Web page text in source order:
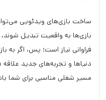
ساخت بازی‌های ویدئویی
بازی‌ها به واقعیت تبدیل
فراوانی نیاز است؛ پس، اگر به
دنیاها و تجربه‌های جدید
مسیر شغلی مناسبی برای شما